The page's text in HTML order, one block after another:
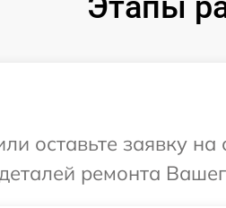
оставьте заявку
ремонта